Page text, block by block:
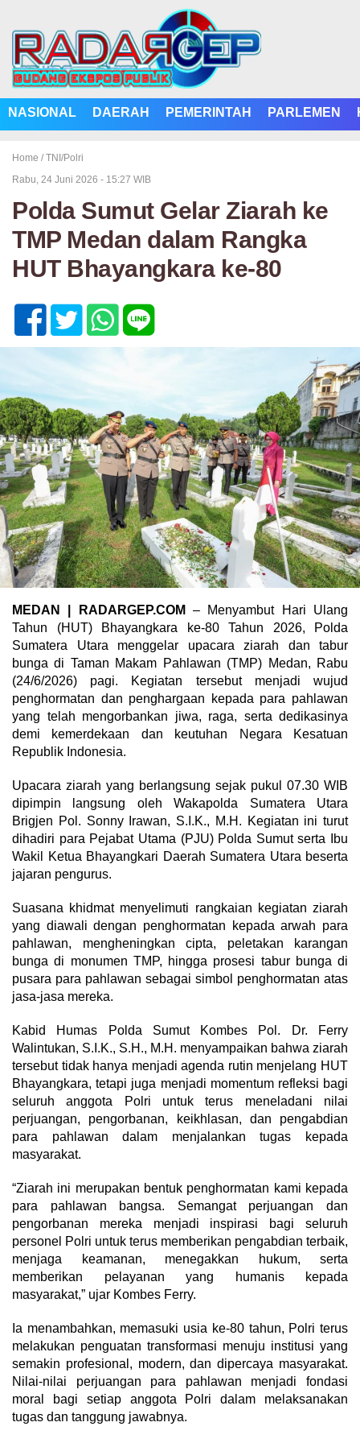
NASIONAL DAERAH PEMERINTAH PARLEMEN
Home / TNI/Polri
Rabu, 24 Juni 2026 - 15:27 WIB
Polda Sumut Gelar Ziarah ke
TMP Medan dalam Rangka
HUT Bhayangkara ke-80
MEDAN | RADARGEP.COM – Menyambut Hari Ulang
Tahun (HUT) Bhayangkara ke-80 Tahun 2026, Polda
Sumatera Utara menggelar upacara ziarah dan tabur
bunga di Taman Makam Pahlawan (TMP) Medan, Rabu
(24/6/2026) pagi. Kegiatan tersebut menjadi wujud
penghormatan dan penghargaan kepada para pahlawan
yang telah mengorbankan jiwa, raga, serta dedikasinya
demi kemerdekaan dan keutuhan Negara Kesatuan
Republik Indonesia.
Upacara ziarah yang berlangsung sejak pukul 07.30 WIB
dipimpin langsung oleh Wakapolda Sumatera Utara
Brigjen Pol. Sonny Irawan, S.I.K., M.H. Kegiatan ini turut
dihadiri para Pejabat Utama (PJU) Polda Sumut serta Ibu
Wakil Ketua Bhayangkari Daerah Sumatera Utara beserta
jajaran pengurus.
Suasana khidmat menyelimuti rangkaian kegiatan ziarah
yang diawali dengan penghormatan kepada arwah para
pahlawan, mengheningkan cipta, peletakan karangan
bunga di monumen TMP, hingga prosesi tabur bunga di
pusara para pahlawan sebagai simbol penghormatan atas
jasa-jasa mereka.
Kabid Humas Polda Sumut Kombes Pol. Dr. Ferry
Walintukan, S.I.K., S.H., M.H. menyampaikan bahwa ziarah
tersebut tidak hanya menjadi agenda rutin menjelang HUT
Bhayangkara, tetapi juga menjadi momentum refleksi bagi
seluruh anggota Polri untuk terus meneladani nilai
perjuangan, pengorbanan, keikhlasan, dan pengabdian
para pahlawan dalam menjalankan tugas kepada
masyarakat.
“Ziarah ini merupakan bentuk penghormatan kami kepada
para pahlawan bangsa. Semangat perjuangan dan
pengorbanan mereka menjadi inspirasi bagi seluruh
personel Polri untuk terus memberikan pengabdian terbaik,
menjaga keamanan, menegakkan hukum, serta
memberikan pelayanan yang humanis kepada
masyarakat,” ujar Kombes Ferry.
Ia menambahkan, memasuki usia ke-80 tahun, Polri terus
melakukan penguatan transformasi menuju institusi yang
semakin profesional, modern, dan dipercaya masyarakat.
Nilai-nilai perjuangan para pahlawan menjadi fondasi
moral bagi setiap anggota Polri dalam melaksanakan
tugas dan tanggung jawabnya.